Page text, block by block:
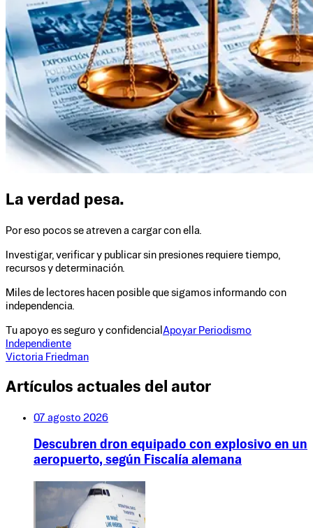
La verdad pesa.
Por eso pocos se atreven a cargar con ella.
Investigar, verificar y publicar sin presiones requiere tiempo,
recursos y determinación.
Miles de lectores hacen posible que sigamos informando con
independencia.
Tu apoyo es seguro y confidencial Apoyar Periodismo
Independiente
Victoria Friedman
Artículos actuales del autor
07 agosto 2026
Descubren dron equipado con explosivo en un
aeropuerto, según Fiscalía alemana